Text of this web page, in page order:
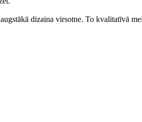
dizaina virsotne. To kvalitatīvā